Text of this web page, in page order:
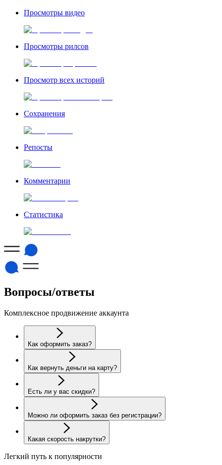
Просмотры видео
Просмотры рилсов
Просмотр всех историй
Сохранения
Репосты
Комментарии
Статистика
Вопросы/ответы
Комплексное продвижение аккаунта
Как оформить заказ?
Как вернуть деньги на карту?
Есть ли у вас скидки?
Можно ли оформить заказ без регистрации?
Какая скорость накрутки?
Легкий путь к популярности